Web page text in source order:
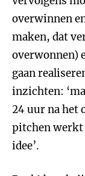
overwinnen
maken, dat
overwonnen)
gaan
inzichten:
24 uur na het
pitchen werkt
idee’.